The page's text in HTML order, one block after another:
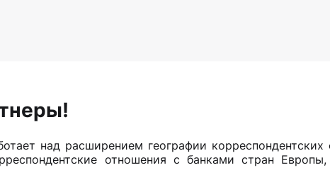
над расширением географии
отношения с банками стран